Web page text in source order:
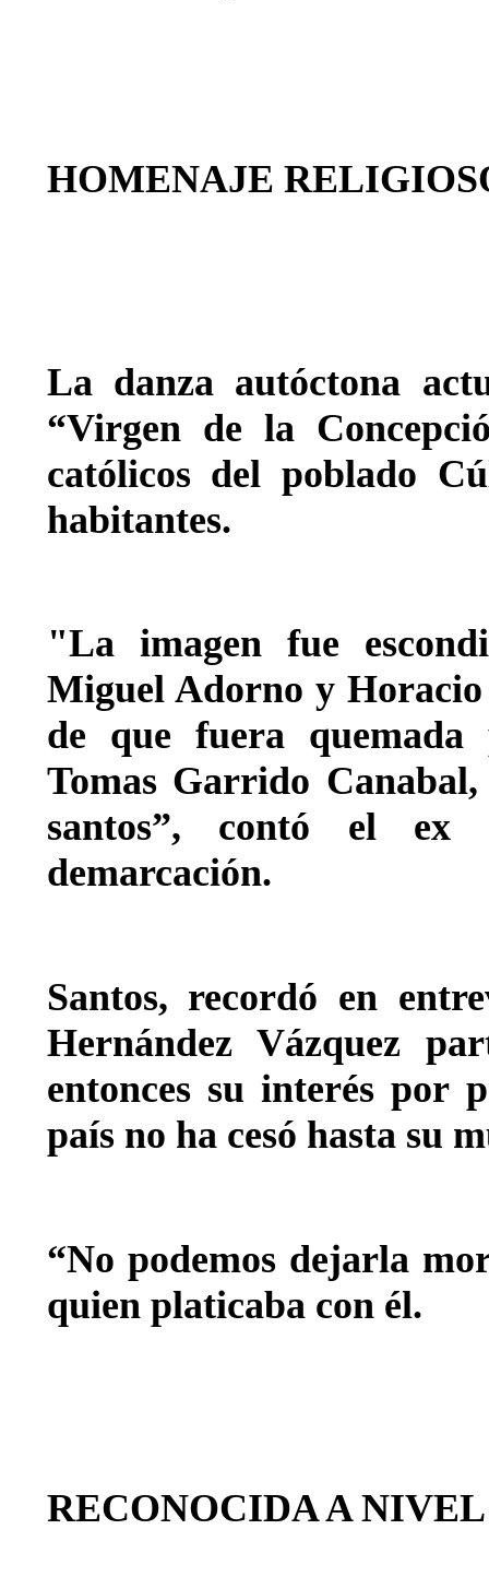
HOMENAJE
La danza autóctona
“Virgen de la
católicos del poblado
habitantes.
"La imagen fue
Miguel Adorno y
de que fuera
Tomas Garrido
santos”, contó el ex
demarcación.
Santos, recordó en
Hernández Vázquez
entonces su interés por
país no ha cesó hasta su
“No podemos dejarla
quien platicaba con él.
RECONOCIDA A